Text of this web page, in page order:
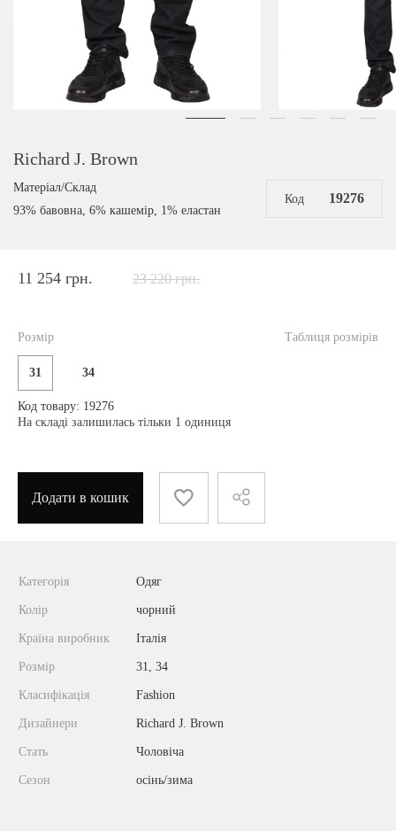
Richard J. Brown
Матеріал/Склад
93% бавовна, 6% кашемір, 1% еластан
Код 19276
11 254 грн. 23 220 грн.
Таблиця розмірів
Розмір
31 34
Код товару: 19276
На складі залишилась тільки 1 одиниця
Додати в кошик
Категорія Одяг
Колір чорний
Країна виробник Італія
Розмір 31, 34
Класифікація Fashion
Дизайнери Richard J. Brown
Стать Чоловіча
Сезон осінь/зима